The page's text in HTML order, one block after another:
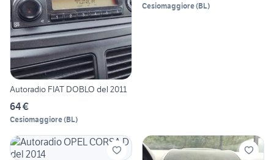
Autoradio FIAT DOBLO del 2011
64 €
Cesiomaggiore(BL)
Cesiomaggiore(BL)